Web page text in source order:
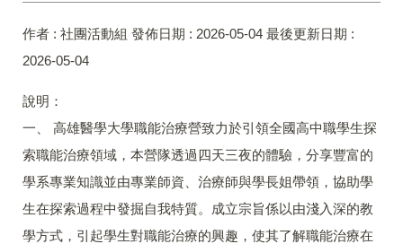
作者 : 社團活動組 發佈日期 : 2026-05-04 最後更新日期 :
2026-05-04
說明：
一、 高雄醫學大學職能治療營致力於引領全國高中職學生探
索職能治療領域，本營隊透過四天三夜的體驗，分享豐富的
學系專業知識並由專業師資、治療師與學長姐帶領，協助學
生在探索過程中發掘自我特質。成立宗旨係以由淺入深的教
學方式，引起學生對職能治療的興趣，使其了解職能治療在